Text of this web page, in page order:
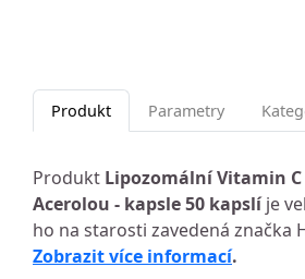
Produkt Parametry
Produkt Lipozomální Vitamin
Acerolou - kapsle 50 kapslíje
ho na starosti zavedená značka
Zobrazit více informací.